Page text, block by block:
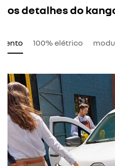
os detalhes do
100% elétrico